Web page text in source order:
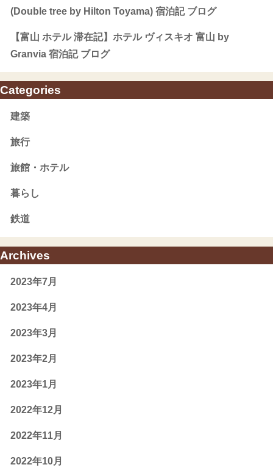
(Double tree by Hilton Toyama) 宿泊記 ブログ
【富山 ホテル 滞在記】ホテル ヴィスキオ 富山 by
Granvia 宿泊記 ブログ
Categories
建築
旅行
旅館・ホテル
暮らし
鉄道
Archives
2023年7月
2023年4月
2023年3月
2023年2月
2023年1月
2022年12月
2022年11月
2022年10月